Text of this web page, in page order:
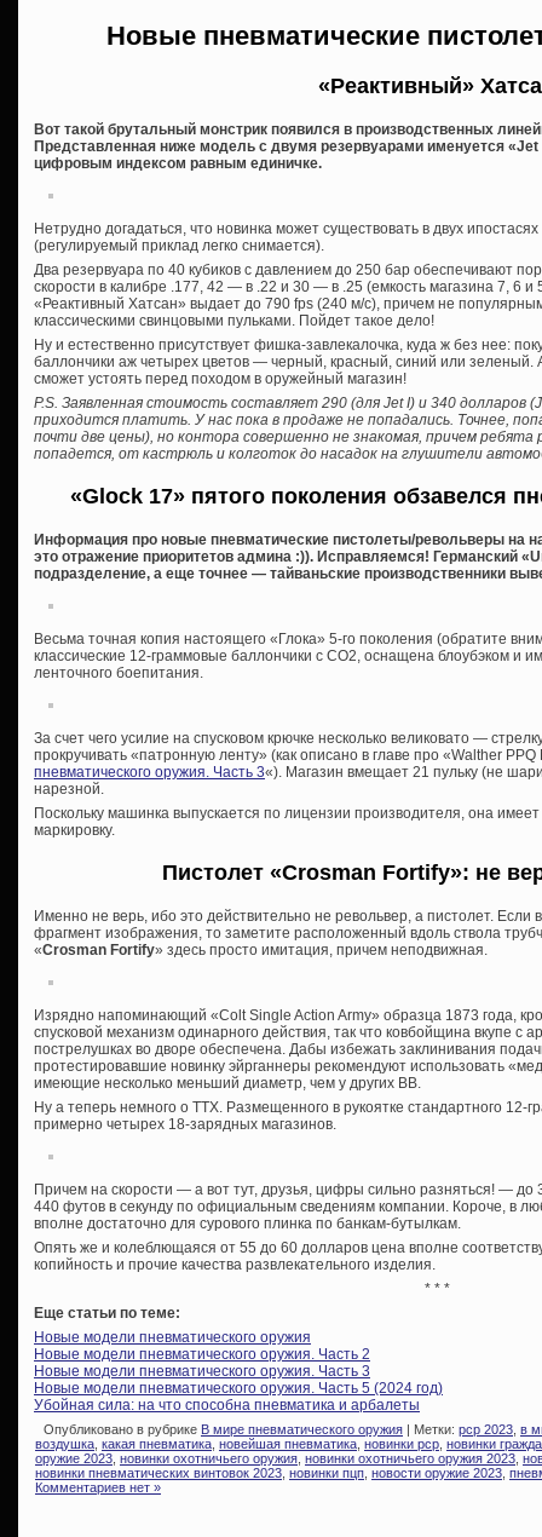
Новые пневматические
«Реактивный»
Вот такой брутальный монстрик появился в производственных
Представленная ниже модель с двумя резервуарами именуется
цифровым индексом равным единичке.
Нетрудно догадаться, что новинка может существовать в двух
(регулируемый приклад легко снимается).
Два резервуара по 40 кубиков с давлением до 250 бар обеспечивают
скорости в калибре .177, 42 — в .22 и 30 — в .25 (емкость магазина 7, 6 и
«Реактивный Хатсан» выдает до 790 fps (240 м/c), причем не
классическими свинцовыми пульками. Пойдет такое дело!
Ну и естественно присутствует фишка-завлекалочка, куда ж без нее:
баллончики аж четырех цветов — черный, красный, синий или зеленый.
сможет устоять перед походом в оружейный магазин!
P.S. Заявленная стоимость составляет 290 (для Jet I) и 340
приходится платить. У нас пока в продаже не попадались. Точнее,
почти две цены), но контора совершенно не знакомая, причем
попадется, от кастрюль и колготок до насадок на глушители
«Glock 17» пятого поколения обзавелся
Информация про новые пневматические пистолеты/револьверы на
это отражение приоритетов админа :)). Исправляемся! Германский
подразделение, а еще точнее — тайваньские производственники
Весьма точная копия настоящего «Глока» 5-го поколения (обратите
классические 12-граммовые баллончики с СО2, оснащена блоубэком и
ленточного боепитания.
За счет чего усилие на спусковом крючке несколько великовато —
прокручивать «патронную ленту» (как описано в главе про «Walther PPQ
пневматического оружия. Часть 3«). Магазин вмещает 21 пульку (не
нарезной.
Поскольку машинка выпускается по лицензии производителя, она
маркировку.
Пистолет «Crosman Fortify»: не
Именно не верь, ибо это действительно не револьвер, а пистолет.
фрагмент изображения, то заметите расположенный вдоль ствола
«Crosman Fortify» здесь просто имитация, причем неподвижная.
Изрядно напоминающий «Colt Single Action Army» образца 1873 года,
спусковой механизм одинарного действия, так что ковбойщина вкупе с
пострелушках во дворе обеспечена. Дабы избежать заклинивания
протестировавшие новинку эйрганнеры рекомендуют использовать
имеющие несколько меньший диаметр, чем у других ВВ.
Ну а теперь немного о ТТХ. Размещенного в рукоятке стандартного 12-
примерно четырех 18-зарядных магазинов.
Причем на скорости — а вот тут, друзья, цифры сильно разняться! —
440 футов в секунду по официальным сведениям компании. Короче, в
вполне достаточно для сурового плинка по банкам-бутылкам.
Опять же и колеблющаяся от 55 до 60 долларов цена вполне
копийность и прочие качества развлекательного изделия.
* * *
Еще статьи по теме:
Новые модели пневматического оружия
Новые модели пневматического оружия. Часть 2
Новые модели пневматического оружия. Часть 3
Новые модели пневматического оружия. Часть 5 (2024 год)
Убойная сила: на что способна пневматика и арбалеты
Опубликовано в рубрике В мире пневматического оружия | Метки: pcp 2023 в
воздушка какая пневматика новейшая пневматика новинки pcp новинки
оружие 2023 новинки охотничьего оружия новинки охотничьего оружия 2023
новинки пневматических винтовок 2023 новинки пцп новости оружие 2023
Комментариев нет »